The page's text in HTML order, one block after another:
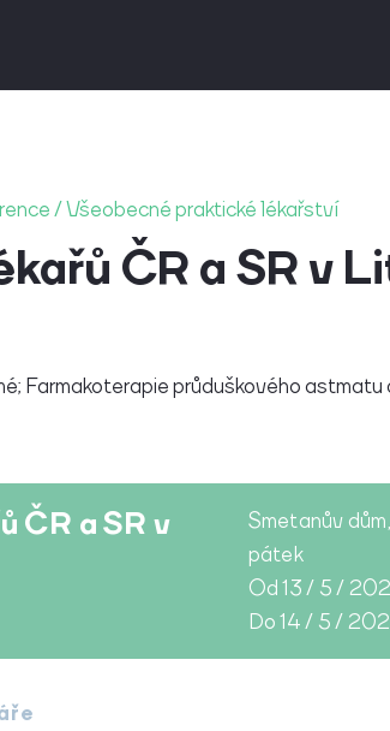
/ Všeobecné praktické lékařství
ČR a SR v
Farmakoterapie průduškového astmatu
ČR a SR v
Smetanův
pátek
Od 13 / 5 /
Do 14 / 5 /